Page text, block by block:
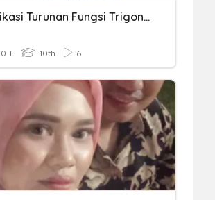
Aplikasi Turunan Fungsi Trigonometri
T 10th 6